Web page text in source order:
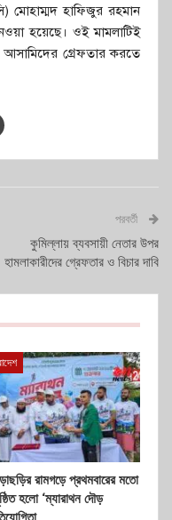
মোহাম্মদ হাফিজুর রহমান
হয়েছে। ওই মামলাটিই
আসামিদের গ্রেফতার করতে
পরবর্তী
কুমিল্লায় ব্যবসায়ী নেতার উপর
হামলাকারীদের গ্রেফতার ও বিচার দাবি
রামগড়ে প্রথমবারের মতো
হলো ‘ম্যারাথন দৌড়